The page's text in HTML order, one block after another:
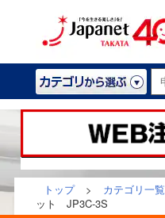
トップ > カテゴリ一覧
ット JP3C-3S